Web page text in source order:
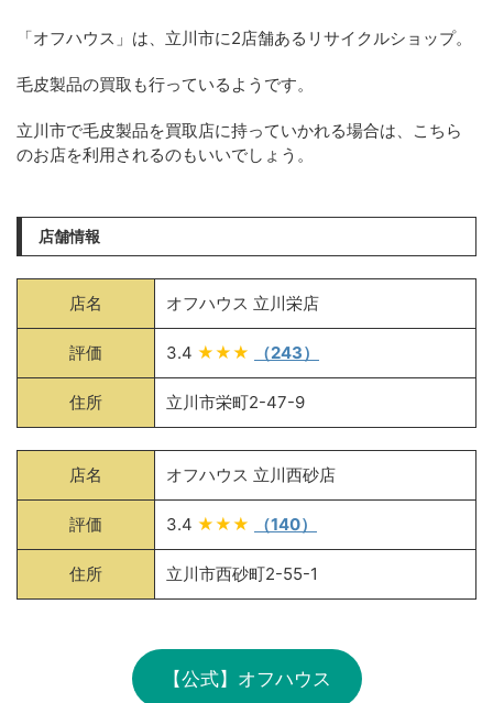
「オフハウス」は、立川市に2店舗あるリサイクルショップ。
毛皮製品の買取も行っているようです。
立川市で毛皮製品を買取店に持っていかれる場合は、こちら
のお店を利用されるのもいいでしょう。
店舗情報
店名 オフハウス 立川栄店
評価 3.4 ★★★ （243）
住所 立川市栄町2-47-9
店名 オフハウス 立川西砂店
評価 3.4 ★★★ （140）
住所 立川市西砂町2-55-1
【公式】オフハウス